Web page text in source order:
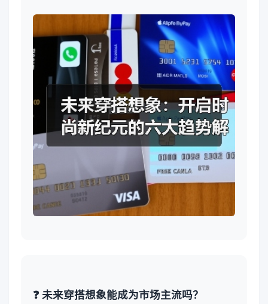
❓ 未来穿搭想象能成为市场主流吗？